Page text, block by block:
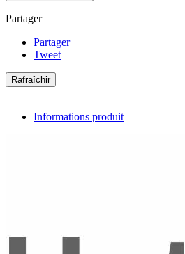
Partager
Partager
Tweet
Informations produit